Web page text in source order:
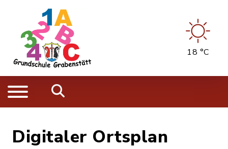
18 °C
Digitaler Ortsplan